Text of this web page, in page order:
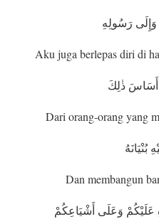
وَإِلَى رَسُولِهِ
Aku juga berlepas diri di
ذٰلِكَ
Dari orang-orang yang
بُنْيَانَهُ
Dan membangun
وَعَلَى أَشْيَاعِكُمْ